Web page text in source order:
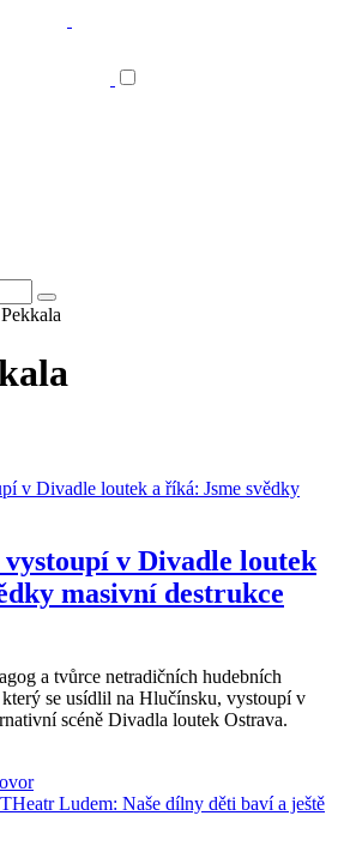
v Divadle loutek
masivní destrukce
a tvůrce netradičních hudebních
se usídlil na Hlučínsku, vystoupí v
scéně Divadla loutek Ostrava.